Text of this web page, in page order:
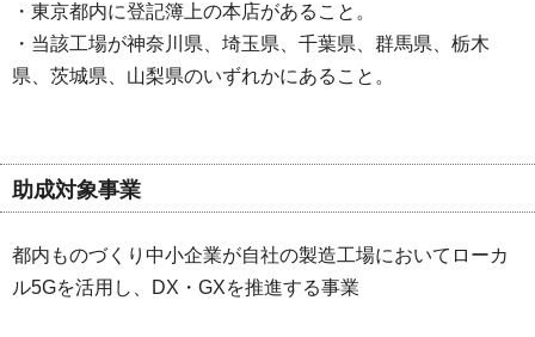
・東京都内に登記簿上の本店があること。
・当該工場が神奈川県、埼玉県、千葉県、群馬県、栃木
県、茨城県、山梨県のいずれかにあること。
助成対象事業
都内ものづくり中小企業が自社の製造工場においてローカ
ル5Gを活用し、DX・GXを推進する事業